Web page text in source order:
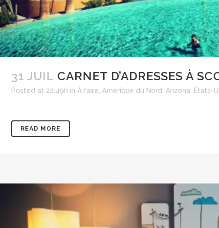
31 JUIL CARNET D’ADRESSES À
Posted at 22:49h in À faire Amérique du Nord Arizona États-
READ MORE